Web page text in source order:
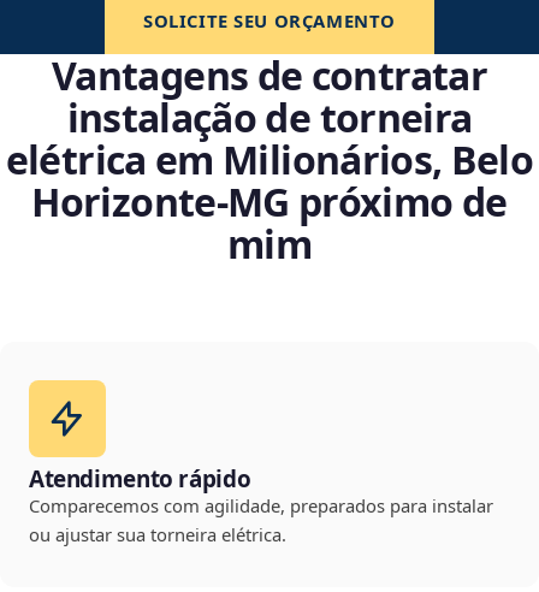
SOLICITE SEU ORÇAMENTO
Vantagens de contratar
instalação de torneira
elétrica em Milionários, Belo
Horizonte‑MG próximo de
mim
Atendimento rápido
Comparecemos com agilidade, preparados para instalar
ou ajustar sua torneira elétrica.